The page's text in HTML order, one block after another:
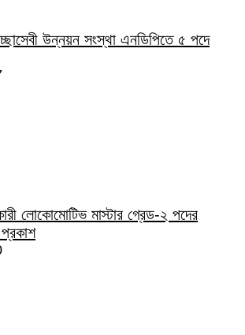
উন্নয়ন সংস্থা এনডিপিতে ৫ পদে
লোকোমোটিভ মাস্টার গ্রেড-২ পদের